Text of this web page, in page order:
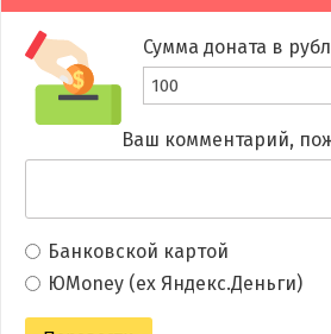
Сумма доната в
Ваш комментарий,
Банковской картой
ЮMoney (ex Яндекс.Деньги)